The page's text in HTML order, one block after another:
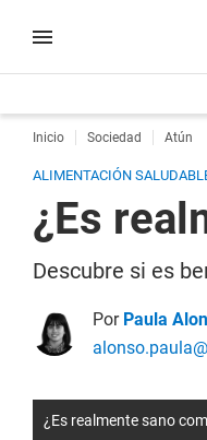
Inicio Sociedad Atún
ALIMENTACIÓN
¿Es
Descubre si es
Por Paula
¿Es realmente sano